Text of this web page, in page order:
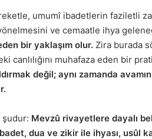
umumî ibadetlerin faziletli
ve cemaatle ihya
bir yaklaşım olur. Zira burada
canlılığını muhafaza eden bir
değil; aynı zamanda
şudur: Mevzû rivayetlere dayalı
dua ve zikir ile ihyası, usûl